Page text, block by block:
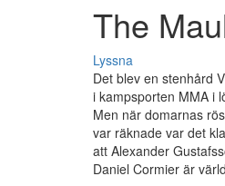
The
Lyssna
Det blev en stenhård
i kampsporten MMA i
Men när domarnas
var räknade var det
att Alexander
Daniel Cormier är